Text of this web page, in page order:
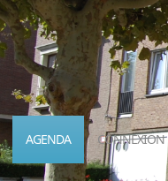
AGENDA CONNEXION